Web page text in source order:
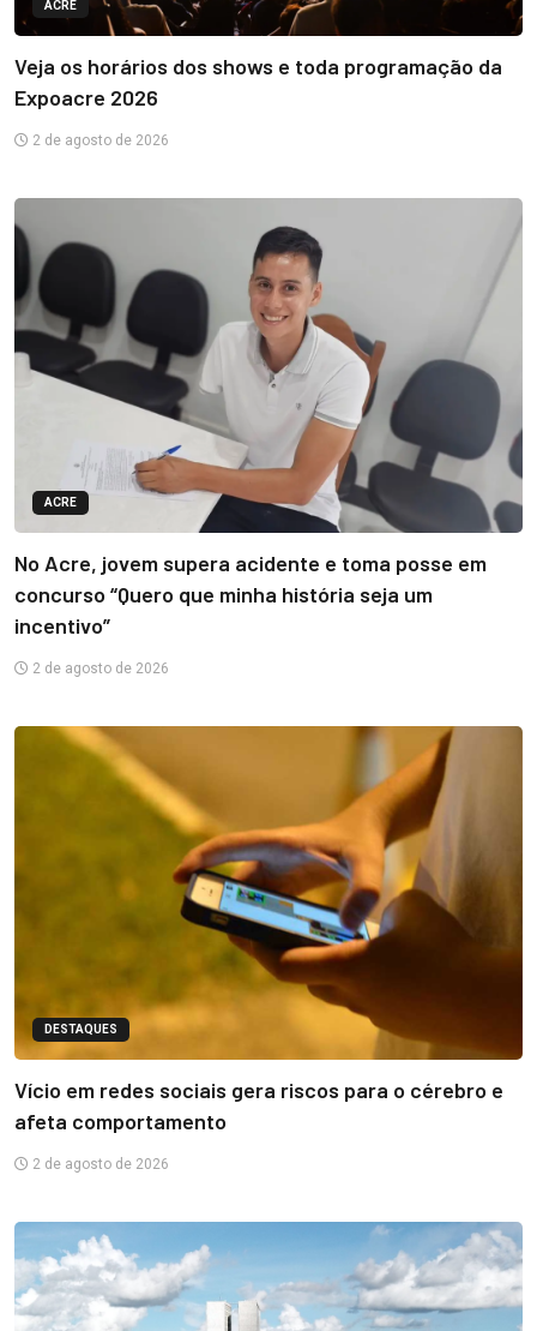
ACRE
Veja os horários dos shows e toda programação da
Expoacre 2026
2 de agosto de 2026
ACRE
No Acre, jovem supera acidente e toma posse em
concurso “Quero que minha história seja um
incentivo”
2 de agosto de 2026
DESTAQUES
Vício em redes sociais gera riscos para o cérebro e
afeta comportamento
2 de agosto de 2026